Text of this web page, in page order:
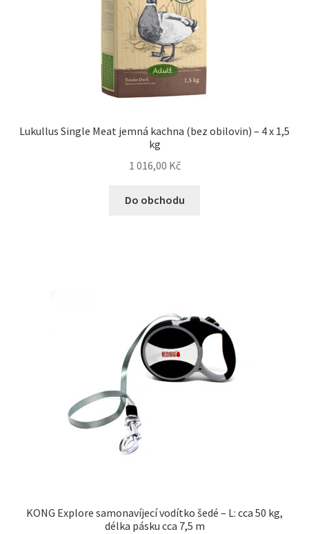
Lukullus Single Meat jemná kachna (bez obilovin) – 4 x 1,5
kg
1 016,00 Kč
Do obchodu
KONG Explore samonavíjecí vodítko šedé – L: cca 50 kg,
délka pásku cca 7,5 m